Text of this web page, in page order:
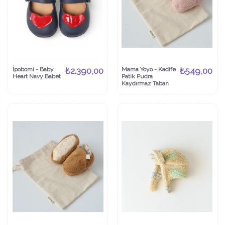
İpobomi - Baby
Heart Navy Babet
₺2.390,00
Mama Yoyo - Kadife
Patik Pudra
Kaydırmaz Taban
₺549,00